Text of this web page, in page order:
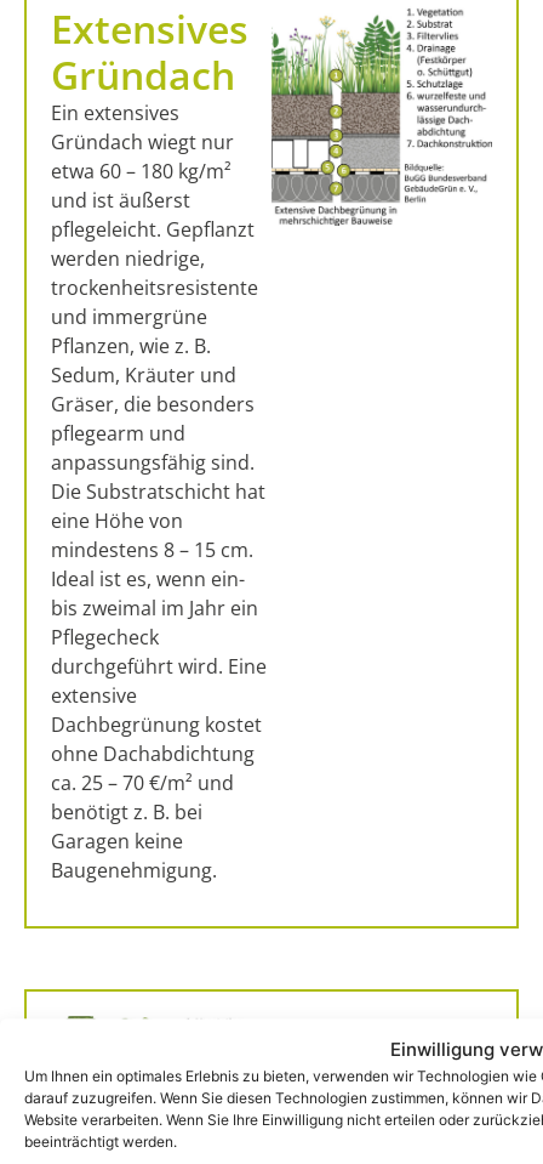
Einwilligung
Um Ihnen ein optimales Erlebnis zu bieten, verwenden wir Technologien
darauf zuzugreifen. Wenn Sie diesen Technologien zustimmen, können wir
Website verarbeiten. Wenn Sie Ihre Einwilligung nicht erteilen oder
beeinträchtigt werden.
Extensives
Gründach
Ein extensives
Gründach wiegt nur
etwa 60 – 180 kg/m²
und ist äußerst
pflegeleicht. Gepflanzt
werden niedrige,
trockenheitsresistente
und immergrüne
Pflanzen, wie z. B.
Sedum, Kräuter und
Gräser, die besonders
pflegearm und
anpassungsfähig sind.
Die Substratschicht hat
eine Höhe von
mindestens 8 – 15 cm.
Ideal ist es, wenn ein-
bis zweimal im Jahr ein
Pflegecheck
durchgeführt wird. Eine
extensive
Dachbegrünung kostet
ohne Dachabdichtung
ca. 25 – 70 €/m² und
benötigt z. B. bei
Garagen keine
Baugenehmigung.
Intensive
Die intensive